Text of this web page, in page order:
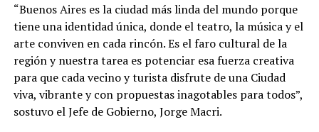
“Buenos Aires es la ciudad más linda del mundo porque
tiene una identidad única, donde el teatro, la música y el
arte conviven en cada rincón. Es el faro cultural de la
región y nuestra tarea es potenciar esa fuerza creativa
para que cada vecino y turista disfrute de una Ciudad
viva, vibrante y con propuestas inagotables para todos”,
sostuvo el Jefe de Gobierno, Jorge Macri.